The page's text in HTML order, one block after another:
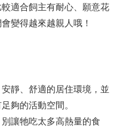
較適合飼主有耐心、願意花
變得越來越親人哦！
靜、舒適的居住環境，並
夠的活動空間。
讓牠吃太多高熱量的食